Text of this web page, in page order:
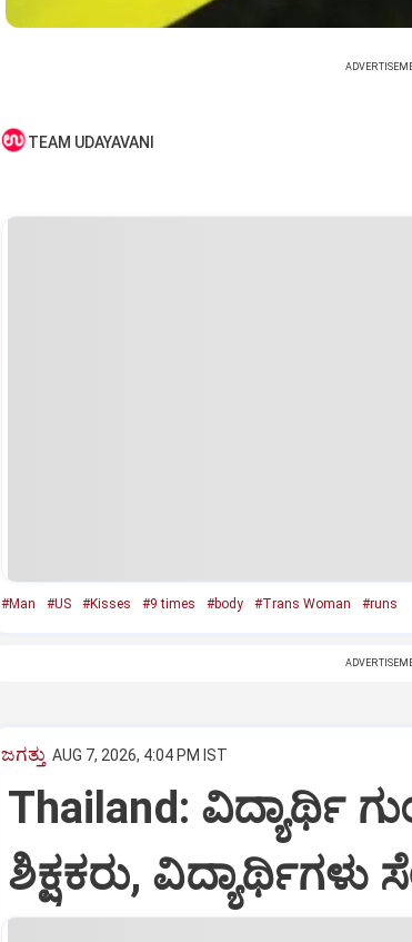
TEAM UDAYAVANI
#Man #US #Kisses #9 times #body #Trans Woman #runs
ಜಗತ್ತು AUG 7, 2026, 4:04 PM IST
Thailand: ವಿದ್ಯಾರ್ಥಿ
ಶಿಕ್ಷಕರು,